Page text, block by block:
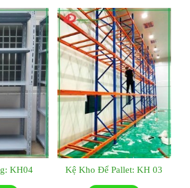
KH04 Kệ Kho Để Pallet: KH 03